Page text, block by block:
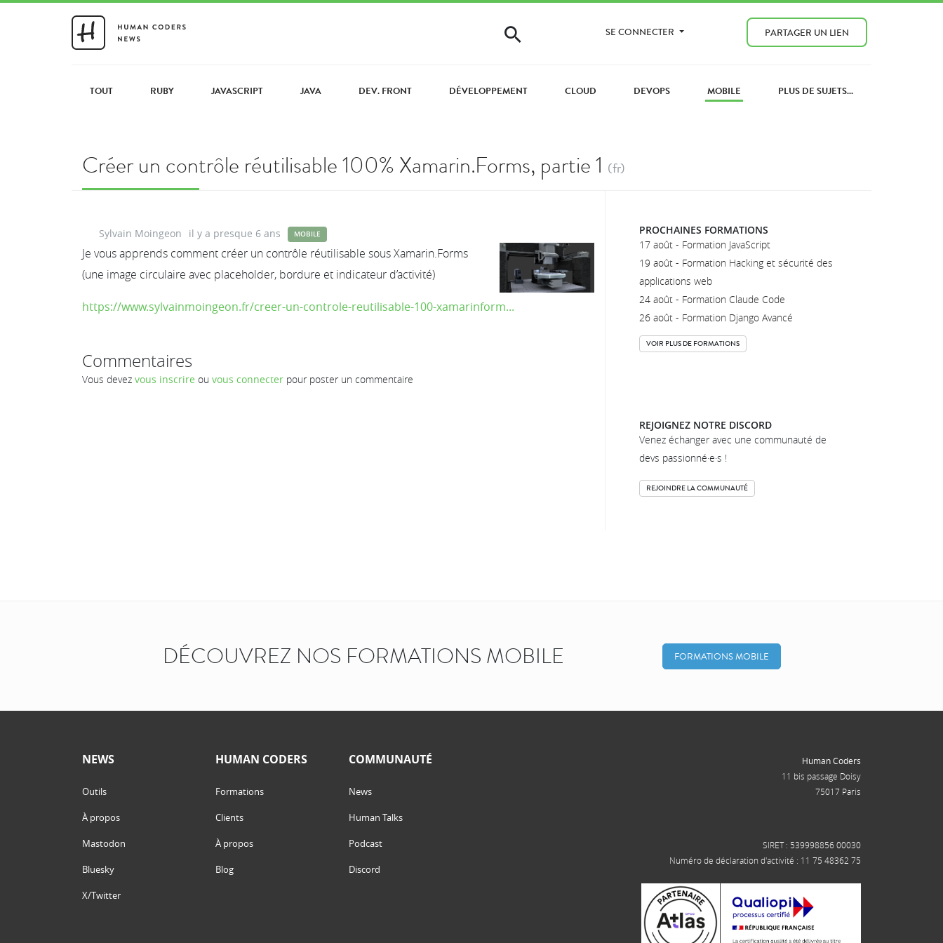
SE CONNECTER PARTAGER UN LIEN
TOUT RUBY JAVASCRIPT JAVA DEV. FRONT DÉVELOPPEMENT CLOUD DEVOPS MOBILE PLUS DE SUJETS...
Créer un contrôle réutilisable 100% Xamarin.Forms, partie 1 (fr)
Sylvain Moingeon il y a presque 6 ans MOBILE
Je vous apprends comment créer un contrôle réutilisable sous Xamarin.Forms
(une image circulaire avec placeholder, bordure et indicateur d’activité)
https://www.sylvainmoingeon.fr/creer-un-controle-reutilisable-100-xamarinform...
Commentaires
Vous devez vous inscrire ou vous connecter pour poster un commentaire
PROCHAINES FORMATIONS
17 août - Formation JavaScript
19 août - Formation Hacking et sécurité des
applications web
24 août - Formation Claude Code
26 août - Formation Django Avancé
VOIR PLUS DE FORMATIONS
REJOIGNEZ NOTRE DISCORD
Venez échanger avec une communauté de
devs passionné·e·s !
REJOINDRE LA COMMUNAUTÉ
DÉCOUVREZ NOS FORMATIONS MOBILE FORMATIONS MOBILE
NEWS
Outils
À propos
Mastodon
Bluesky
X/Twitter
HUMAN CODERS
Formations
Clients
À propos
Blog
COMMUNAUTÉ
News
Human Talks
Podcast
Discord
Human Coders
11 bis passage Doisy
75017 Paris
SIRET : 539998856 00030
Numéro de déclaration d'activité : 11 75 48362 75